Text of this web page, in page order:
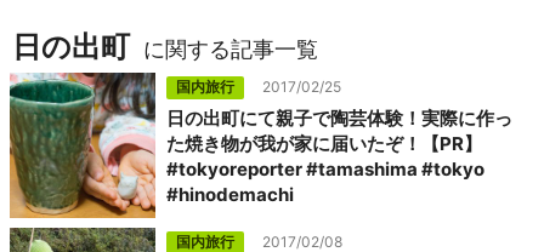
日の出町 に関する記事一覧
国内旅行 2017/02/25
日の出町にて親子で陶芸体験！実際に作っ
た焼き物が我が家に届いたぞ！【PR】
#tokyoreporter #tamashima #tokyo
#hinodemachi
国内旅行 2017/02/08